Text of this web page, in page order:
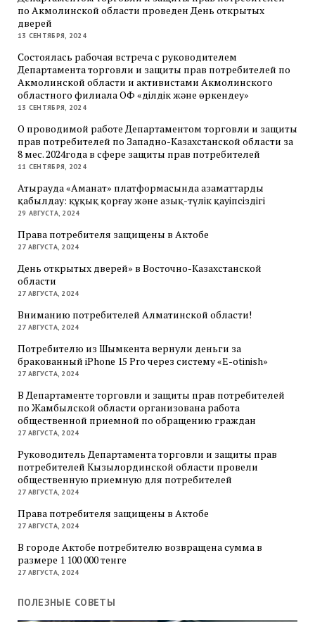
по Акмолинской области проведен День открытых
дверей
13 СЕНТЯБРЯ, 2024
Состоялась рабочая встреча с руководителем
Департамента торговли и защиты прав потребителей по
Акмолинской области и активистами Акмолинского
областного филиала ОФ «Әділдік және өркендеу»
13 СЕНТЯБРЯ, 2024
О проводимой работе Департаментом торговли и защиты
прав потребителей по Западно-Казахстанской области за
8 мес. 2024года в сфере защиты прав потребителей
11 СЕНТЯБРЯ, 2024
Атырауда «Аманат» платформасында азаматтарды
қабылдау: құқық қорғау және азық-түлік қауіпсіздігі
29 АВГУСТА, 2024
Права потребителя защищены в Актобе
27 АВГУСТА, 2024
День открытых дверей» в Восточно-Казахстанской
области
27 АВГУСТА, 2024
Вниманию потребителей Алматинской области!
27 АВГУСТА, 2024
Потребителю из Шымкента вернули деньги за
бракованный iPhone 15 Pro через систему «E-otinish»
27 АВГУСТА, 2024
В Департаменте торговли и защиты прав потребителей
по Жамбылской области организована работа
общественной приемной по обращению граждан
27 АВГУСТА, 2024
Руководитель Департамента торговли и защиты прав
потребителей Кызылординской области провели
общественную приемную для потребителей
27 АВГУСТА, 2024
Права потребителя защищены в Актобе
27 АВГУСТА, 2024
В городе Актобе потребителю возвращена сумма в
размере 1 100 000 тенге
27 АВГУСТА, 2024
ПОЛЕЗНЫЕ СОВЕТЫ